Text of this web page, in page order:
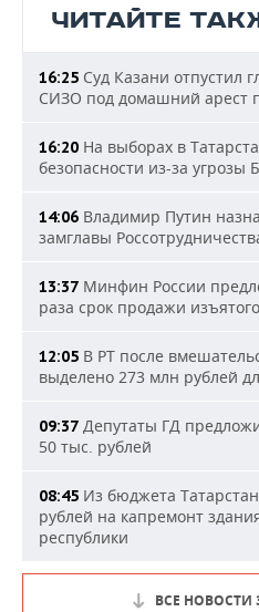
ЧИТАЙТЕ
16:25 Суд Казани отпустил
СИЗО под домашний арест
16:20 На выборах в
безопасности из-за угрозы
14:06 Владимир Путин
замглавы
13:37 Минфин России
раза срок продажи
12:05 В РТ после
выделено 273 млн рублей
09:37 Депутаты ГД
50 тыс. рублей
08:45 Из бюджета
рублей на капремонт
республики
ВСЕ НОВОСТИ